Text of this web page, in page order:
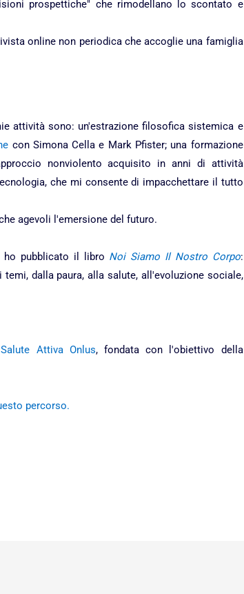
prospettiche" che rimodellano lo scontato e
online non periodica che accoglie una famiglia
attività sono: un'estrazione filosofica sistemica e
con Simona Cella e Mark Pfister; una formazione
nonviolento acquisito in anni di attività
che mi consente di impacchettare il tutto
agevoli l'emersione del futuro.
ho pubblicato il libro Noi Siamo Il Nostro Corpo:
dalla paura, alla salute, all'evoluzione sociale,
Salute Attiva Onlus, fondata con l'obiettivo della
percorso.